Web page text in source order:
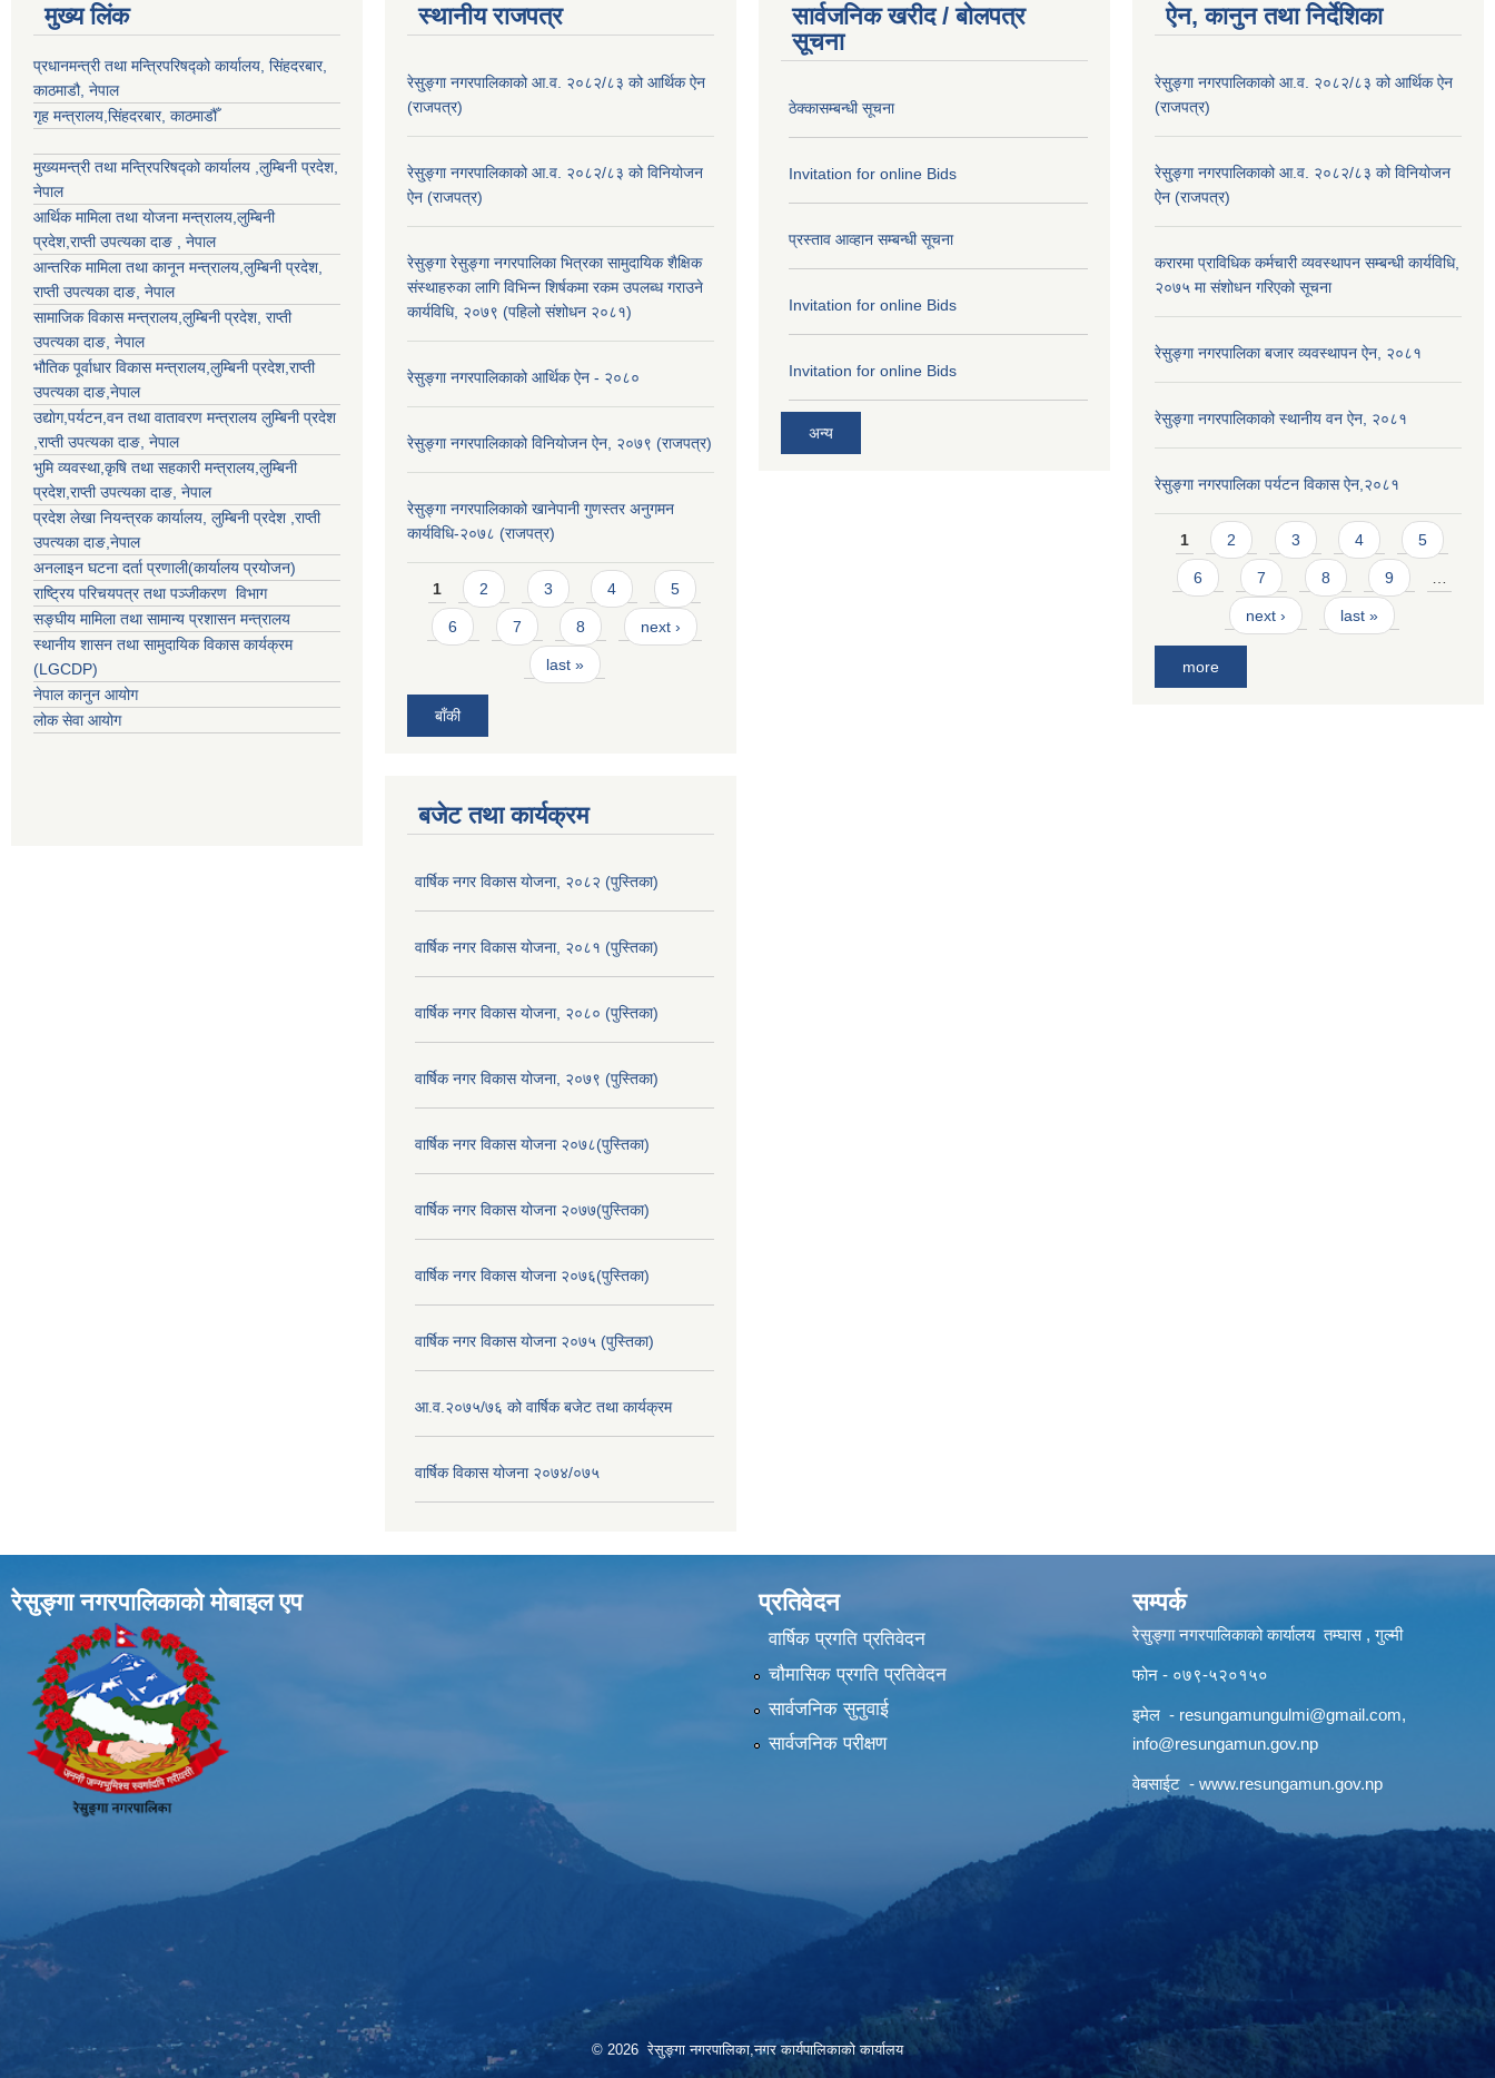
मुख्य लिंक
प्रधानमन्त्री तथा मन्त्रिपरिषद्को कार्यालय, सिंहदरबार,
काठमाडौ, नेपाल
गृह मन्त्रालय,सिंहदरबार, काठमाडौँ
मुख्यमन्त्री तथा मन्त्रिपरिषद्को कार्यालय ,लुम्बिनी प्रदेश,
नेपाल
आर्थिक मामिला तथा योजना मन्त्रालय, लुम्बिनी
प्रदेश ,राप्ती उपत्यका दाङ , नेपाल
आन्तरिक मामिला तथा कानून मन्त्रालय, लुम्बिनी प्रदेश
राप्ती उपत्यका दाङ , नेपाल
सामाजिक विकास मन्त्रालय, लुम्बिनी प्रदेश राप्ती
उपत्यका दाङ , नेपाल
भौतिक पूर्वाधार विकास मन्त्रालय, लुम्बिनी प्रदेश राप्ती
उपत्यका दाङ ,नेपाल
उद्याेग,पर्यटन,वन तथा वातावरण मन्त्रालय लुम्बिनी प्रदेश
राप्ती उपत्यका दाङ , नेपाल
भुमि व्यवस्था,कृषि तथा सहकारी मन्त्रालय, लुम्बिनी
प्रदेश राप्ती उपत्यका दाङ , नेपाल
प्रदेश लेखा नियन्त्रक कार्यालय, लुम्बिनी प्रदेश राप्ती
उपत्यका दाङ ,नेपाल
अनलाइन घटना दर्ता प्रणाली(कार्यालय प्रयोजन)
राष्ट्रिय परिचयपत्र तथा पञ्जीकरण विभाग
सङ्घीय मामिला तथा सामान्य प्रशासन मन्त्रालय
स्थानीय शासन तथा सामुदायिक विकास कार्यक्रम
(LGCDP)
नेपाल कानुन आयोग
लोक सेवा आयोग
स्थानीय राजपत्र
रेसु्ङ्गा नगरपालिकाको आ.व. २०८२/८३ को आर्थिक ऐन
(राजपत्र)
रेसु्ङ्गा नगरपालिकाको आ.व. २०८२/८३ को विनियोजन
ऐन (राजपत्र)
रेसुङ्गा रेसुङ्गा नगरपालिका भित्रका सामुदायिक शैक्षिक
संस्थाहरुका लागि विभिन्न शिर्षकमा रकम उपलब्ध गराउने
कार्यविधि, २०७९ (पहिलो संशोधन २०८१)
रेसुङ्गा नगरपालिकाको आर्थिक ऐन - २०८०
रेसुङ्गा नगरपालिकाको विनियोजन ऐन, २०७९ (राजपत्र)
रेसुङ्गा नगरपालिकाको खानेपानी गुणस्तर अनुगमन
कार्यविधि-२०७८ (राजपत्र)
Pages
1 2 3 4 5
6 7 8 next ›
last »
बाँकी
बजेट तथा कार्यक्रम
वार्षिक नगर विकास योजना, २०८२ (पुस्तिका)
वार्षिक नगर विकास योजना, २०८१ (पुस्तिका)
वार्षिक नगर विकास योजना, २०८० (पुस्तिका)
वार्षिक नगर विकास योजना, २०७९ (पुस्तिका)
वार्षिक नगर विकास योजना २०७८(पुस्तिका)
वार्षिक नगर विकास योजना २०७७(पुस्तिका)
वार्षिक नगर विकास योजना २०७६(पुस्तिका)
वार्षिक नगर विकास योजना २०७५ (पुस्तिका)
आ.व.२०७५/७६ को वार्षिक बजेट तथा कार्यक्रम
वार्षिक विकास योजना २०७४/०७५
सार्वजनिक खरीद / बोलपत्र
सूचना
ठेक्कासम्बन्धी सूचना
Invitation for online Bids
प्रस्ताव आव्हान सम्बन्धी सूचना
Invitation for online Bids
Invitation for online Bids
अन्य
ऐन, कानुन तथा निर्देशिका
रेसु्ङ्गा नगरपालिकाको आ.व. २०८२/८३ को आर्थिक ऐन
(राजपत्र)
रेसु्ङ्गा नगरपालिकाको आ.व. २०८२/८३ को विनियोजन
ऐन (राजपत्र)
करारमा प्राविधिक कर्मचारी व्यवस्थापन सम्बन्धी कार्यविधि,
२०७५ मा संशोधन गरिएको सूचना
रेसुङ्गा नगरपालिका बजार व्यवस्थापन ऐन, २०८१
रेसुङ्गा नगरपालिकाको स्थानीय वन ऐन, २०८१
रेसुङ्गा नगरपालिका पर्यटन विकास ऐन,२०८१
Pages
1 2 3 4 5
6 7 8 9
next › last »
more
रेसुङ्गा नगरपालिकाकाे माेबाइल एप प्रतिवेदन
वार्षिक प्रगति प्रतिवेदन
चौमासिक प्रगति प्रतिवेदन
सार्वजनिक सुनुवाई
सार्वजनिक परीक्षण
सम्पर्क
रेसुङ्गा नगरपालिकाको कार्यालय तम्घास , गुल्मी
फोन - ०७९-५२०१५०
इमेल - resungamungulmi@gmail.com,
info@resungamun.gov.np
वेबसाईट - www.resungamun.gov.np
© 2026 रेसुङ्गा नगरपालिका,नगर कार्यपालिकाको कार्यालय